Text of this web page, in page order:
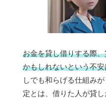
お金を貸し借りする際
かもしれないという不
しでも和らげる仕組み
定とは、借りた人が貸